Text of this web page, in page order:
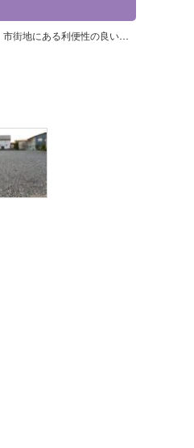
〈北秋田市元町:宅地〉 市街地にある利便性の良い立地です！